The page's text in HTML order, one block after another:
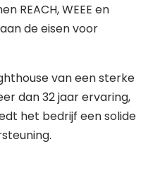
REACH, WEEE en
de eisen voor
van een sterke
dan 32 jaar ervaring,
het bedrijf een solide